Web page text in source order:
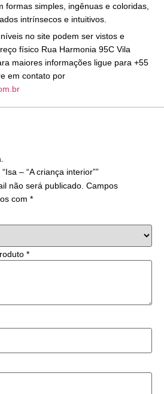
formas simples, ingênuas e coloridas,
intrínsecos e intuitivos.
no site podem ser vistos e
físico Rua Harmonia 95C Vila
maiores informações ligue para +55
em contato por
– “A criança interior””
não será publicado. Campos
com *
*